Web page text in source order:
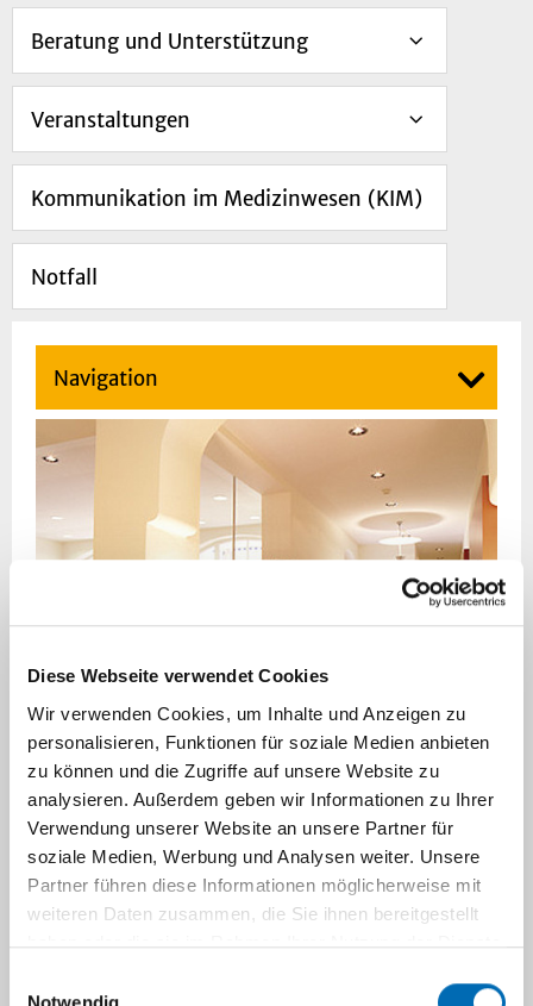
Diese Webseite verwendet Cookies
Wir verwenden Cookies, um Inhalte und Anzeigen zu
personalisieren, Funktionen für soziale Medien anbieten
zu können und die Zugriffe auf unsere Website zu
analysieren. Außerdem geben wir Informationen zu Ihrer
Verwendung unserer Website an unsere Partner für
soziale Medien, Werbung und Analysen weiter. Unsere
Partner führen diese Informationen möglicherweise mit
weiteren Daten zusammen, die Sie ihnen bereitgestellt
haben oder die sie im Rahmen Ihrer Nutzung der Dienste
Beratung und Unterstützung
Veranstaltungen
Kommunikation im Medizinwesen (KIM)
Notfall
Navigation
Als Patient am UKD
Um Sie vorab über Ihren stationären
Aufenthalt oder Ihre ambulante
Behandlung zu informieren, haben wir die
wichtigsten Informationen für Sie